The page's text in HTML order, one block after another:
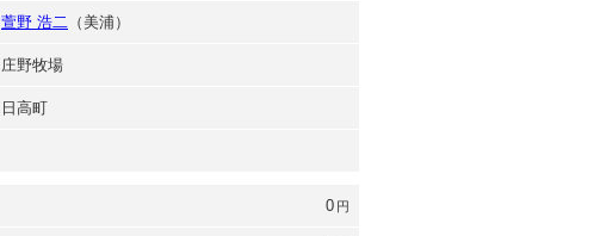
萱野 浩二 （美浦）
庄野牧場
日高町
0 円